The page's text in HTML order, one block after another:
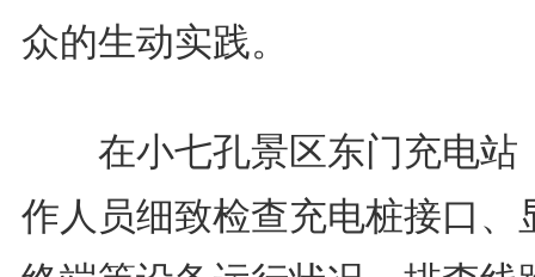
众的生动实践。
在小七孔景区东门充电站
作人员细致检查充电桩接口、